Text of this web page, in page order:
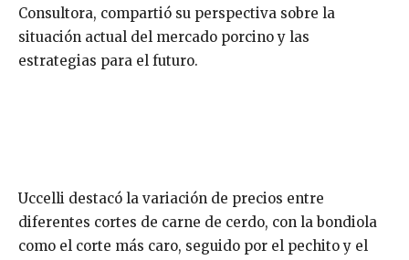
Consultora, compartió su perspectiva sobre la
situación actual del mercado porcino y las
estrategias para el futuro.
Uccelli destacó la variación de precios entre
diferentes cortes de carne de cerdo, con la bondiola
como el corte más caro, seguido por el pechito y el